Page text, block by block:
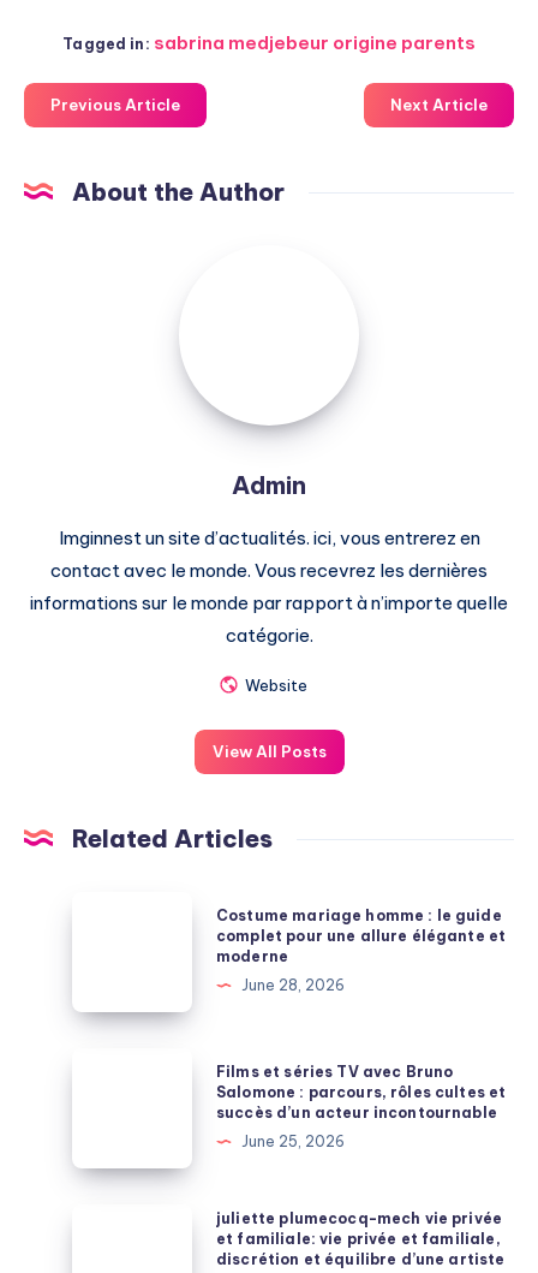
Tagged in: sabrina medjebeur origine parents
Previous Article Next Article
About the Author
Admin
Imginnest un site d’actualités. ici, vous entrerez en
contact avec le monde. Vous recevrez les dernières
informations sur le monde par rapport à n’importe quelle
catégorie.
Website
View All Posts
Related Articles
allure
Costume mariage homme : le guide
complet pour une allure élégante et
moderne
June 28, 2026
avec
Films et séries TV avec Bruno
Salomone : parcours, rôles cultes et
succès d’un acteur incontournable
June 25, 2026
juliette plumecocq-mech vie privée
et familiale: vie privée et familiale,
discrétion et équilibre d’une artiste